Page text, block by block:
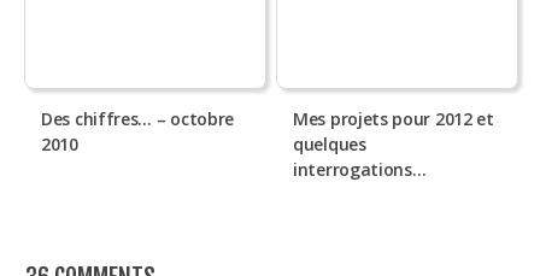
Des chiffres… – octobre
2010
Mes projets pour 2012 et
quelques
interrogations…